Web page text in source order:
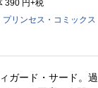
390 円+税
プリンセス・コミックス
ガード・サード。過